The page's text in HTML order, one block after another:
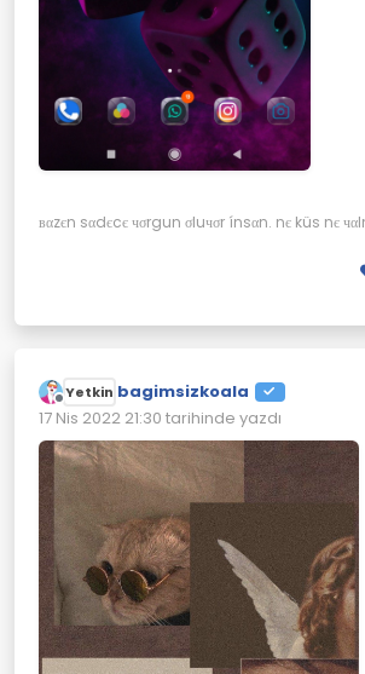
вαzєn sαdєcє чσrgun σluчσr ínsαn. nє küs nє
Çevrimdışı
Yetkin bagimsizkoala
17 Nis 2022 21:30 tarihinde yazdı
Son düzenleyen: